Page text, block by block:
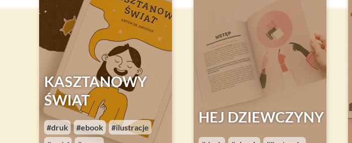
KASZTANOWY
ŚWIAT
druk ebook ilustracje ,
HEJ DZIEWCZYNY